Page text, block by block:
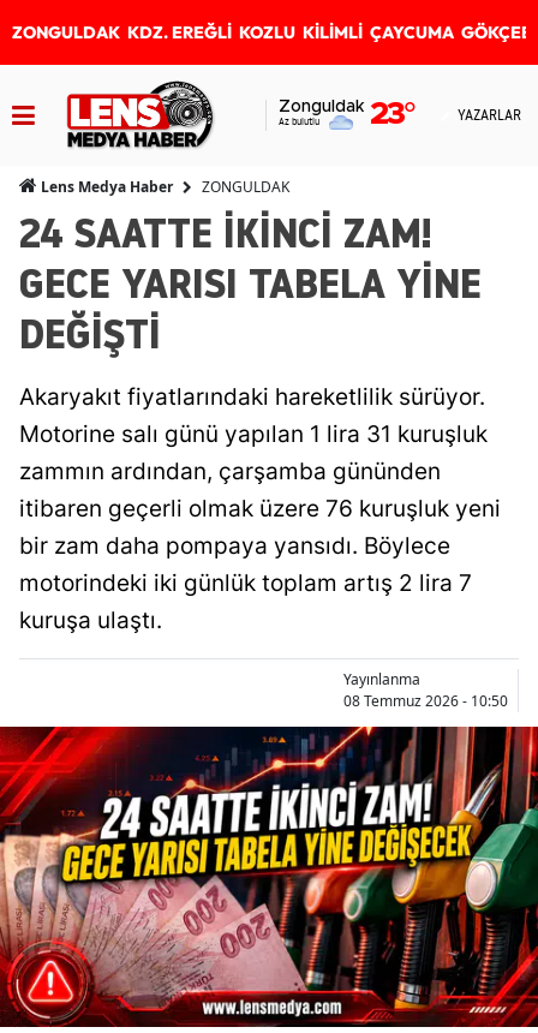
ZONGULDAK KDZ. EREĞLİ KOZLU KİLİMLİ ÇAYCUMA
Zonguldak
Az bulutlu 23° YAZARLAR
Lens Medya Haber ZONGULDAK
24 SAATTE İKİNCİ ZAM!
GECE YARISI TABELA YİNE
DEĞİŞTİ
Akaryakıt fiyatlarındaki hareketlilik sürüyor.
Motorine salı günü yapılan 1 lira 31 kuruşluk
zammın ardından, çarşamba gününden
itibaren geçerli olmak üzere 76 kuruşluk yeni
bir zam daha pompaya yansıdı. Böylece
motorindeki iki günlük toplam artış 2 lira 7
kuruşa ulaştı.
Yayınlanma
08 Temmuz 2026 - 10:50